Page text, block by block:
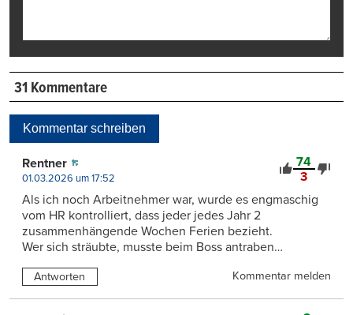
31 Kommentare
Kommentar schreiben
74
3
Rentner
01.03.2026 um 17:52
Als ich noch Arbeitnehmer war, wurde es engmaschig
vom HR kontrolliert, dass jeder jedes Jahr 2
zusammenhängende Wochen Ferien bezieht.
Wer sich sträubte, musste beim Boss antraben…
Antworten Kommentar melden